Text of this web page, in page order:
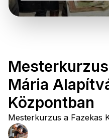
Mária
Központban
Mesterkurzus a Fazekas